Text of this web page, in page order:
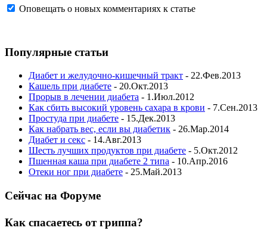
Оповещать о новых комментариях к статье
Популярные статьи
Диабет и желудочно-кишечный тракт - 22.Фев.2013
Кашель при диабете - 20.Окт.2013
Прорыв в лечении диабета - 1.Июл.2012
Как сбить высокий уровень сахара в крови - 7.Сен.2013
Простуда при диабете - 15.Дек.2013
Как набрать вес, если вы диабетик - 26.Мар.2014
Диабет и секс - 14.Авг.2013
Шесть лучших продуктов при диабете - 5.Окт.2012
Пшенная каша при диабете 2 типа - 10.Апр.2016
Отеки ног при диабете - 25.Май.2013
Сейчас на Форуме
Как спасаетесь от гриппа?